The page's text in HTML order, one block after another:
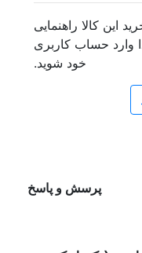
این کالا راهنمایی
وارد حساب کاربری
خود شوید.
پرسش و پاسخ